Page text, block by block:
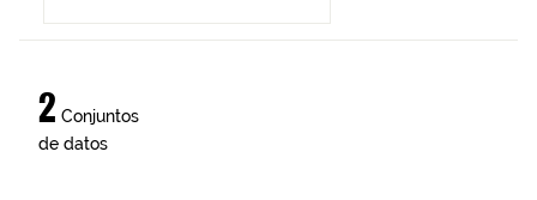
2 Conjuntos
de datos